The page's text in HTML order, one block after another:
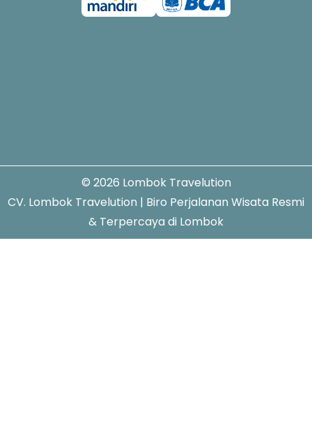
© 2026 Lombok Travelution
CV. Lombok Travelution | Biro Perjalanan Wisata Resmi
& Terpercaya di Lombok